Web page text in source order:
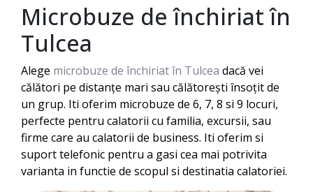
Microbuze de închiriat în
Tulcea
Alege microbuze de închiriat în Tulcea dacă vei
călători pe distanțe mari sau călătorești însoțit de
un grup. Iti oferim microbuze de 6, 7, 8 si 9 locuri,
perfecte pentru calatorii cu familia, excursii, sau
firme care au calatorii de business. Iti oferim si
suport telefonic pentru a gasi cea mai potrivita
varianta in functie de scopul si destinatia calatoriei.